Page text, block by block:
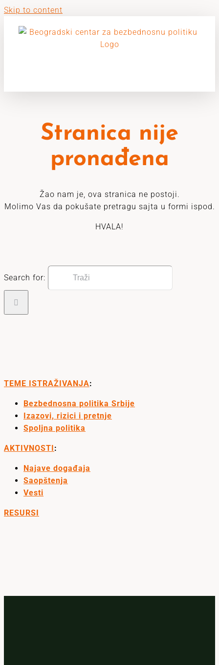
Skip to content
Stranica nije
pronađena
Žao nam je, ova stranica ne postoji.
Molimo Vas da pokušate pretragu sajta u formi ispod.
HVALA!
Search for:
TEME ISTRAŽIVANJA:
Bezbednosna politika Srbije
Izazovi, rizici i pretnje
Spoljna politika
AKTIVNOSTI:
Najave događaja
Saopštenja
Vesti
RESURSI